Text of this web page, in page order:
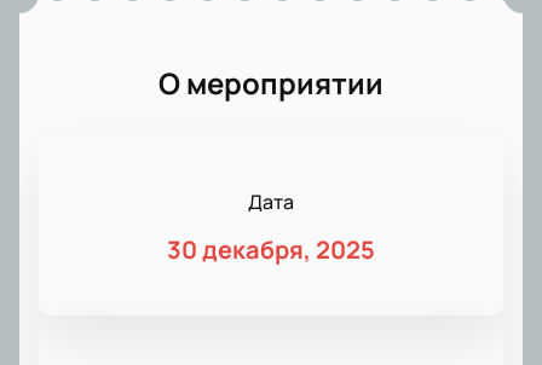
О мероприятии
Дата
30 декабря, 2025